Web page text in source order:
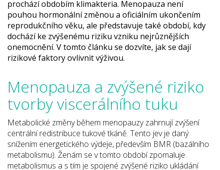
prochází obdobím klimakteria. Menopauza není
pouhou hormonální změnou a oficiálním ukončením
reprodukčního věku, ale představuje také období, kdy
dochází ke zvýšenému riziku vzniku nejrůznějších
onemocnění. V tomto článku se dozvíte, jak se dají
rizikové faktory ovlivnit výživou.
Menopauza a zvýšené riziko
tvorby viscerálního tuku
Metabolické změny během menopauzy zahrnují zvýšení
centrální redistribuce tukové tkáně. Tento jev je daný
snížením energetického výdeje, především BMR (bazálního
metabolismu). Ženám se v tomto období zpomaluje
metabolismus a s tím je spojené zvýšené riziko ukládání